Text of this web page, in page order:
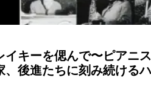
イキーを偲んで〜ピアニ
、後進たちに刻み続ける